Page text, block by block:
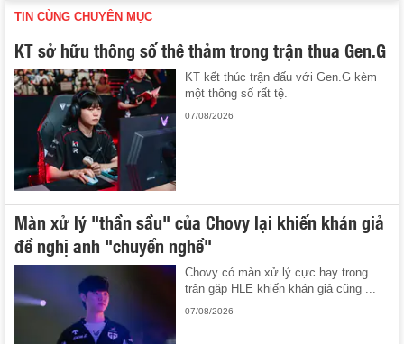
TIN CÙNG CHUYÊN MỤC
KT sở hữu thông số thê thảm trong trận thua Gen.G
KT kết thúc trận đấu với Gen.G kèm
một thông số rất tệ.
07/08/2026
Màn xử lý "thần sầu" của Chovy lại khiến khán giả
đề nghị anh "chuyển nghề"
Chovy có màn xử lý cực hay trong
trận gặp HLE khiến khán giả cũng ...
07/08/2026